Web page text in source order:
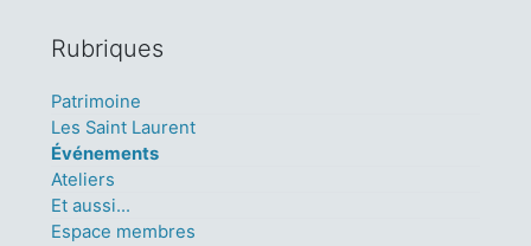
Rubriques
Patrimoine
Les Saint Laurent
Événements
Ateliers
Et aussi...
Espace membres